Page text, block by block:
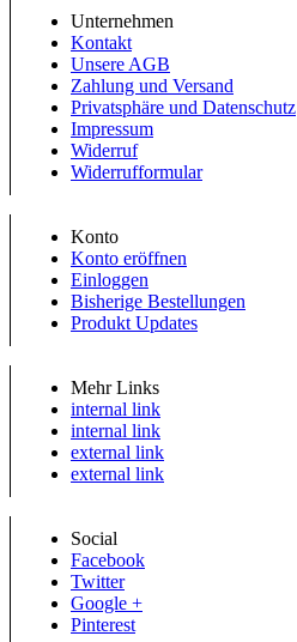
Unternehmen
Kontakt
Unsere AGB
Zahlung und Versand
Privatsphäre und Datenschutz
Impressum
Widerruf
Widerrufformular
Konto
Konto eröffnen
Einloggen
Bisherige Bestellungen
Produkt Updates
Mehr Links
internal link
internal link
external link
external link
Social
Facebook
Twitter
Google +
Pinterest